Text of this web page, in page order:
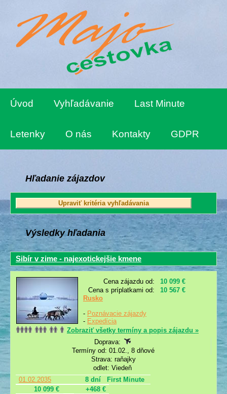
Úvod Vyhľadávanie Last Minute
Letenky O nás Kontakty GDPR
Hľadanie zájazdov
Výsledky hľadania
Sibír v zime - najexotickejšie kmene
Cena zájazdu od:
10 099 €
Cena s príplatkami od:
10 567 €
Rusko
- Poznávacie zájazdy
- Expedícia
Zobraziť všetky termíny a popis zájazdu »
Doprava:
Termíny od: 01.02., 8 dňové
Strava: raňajky
odlet: Viedeň
01.02.2035
8 dní
First Minute
10 099 €
+468 €